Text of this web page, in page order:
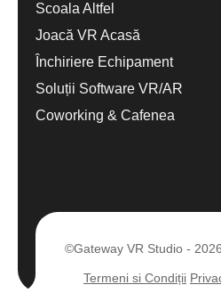
Scoala Altfel
Joacă VR Acasă
Închiriere Echipament
Soluții Software VR/AR
Coworking & Cafenea
©Gateway VR Studio -
Termeni si Condiții